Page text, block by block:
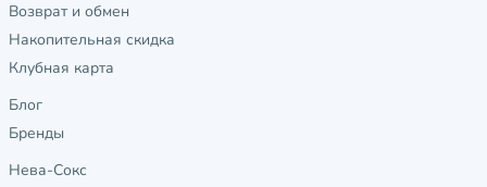
Возврат и обмен
Накопительная скидка
Клубная карта
Блог
Бренды
Нева-Сокс